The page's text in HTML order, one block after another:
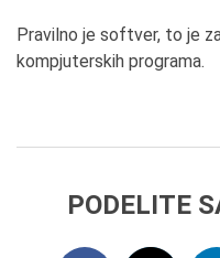
Pravilno je softver, to je
kompjuterskih programa.
PODELITE